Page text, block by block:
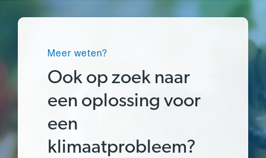
Meer weten?
Ook op zoek naar
een oplossing voor
een
klimaatprobleem?